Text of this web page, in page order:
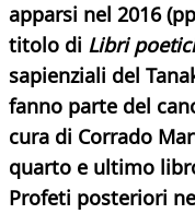
apparsi nel 2016
titolo di Libri poetici
sapienziali del
fanno parte del
cura di Corrado
quarto e ultimo
Profeti posteriori